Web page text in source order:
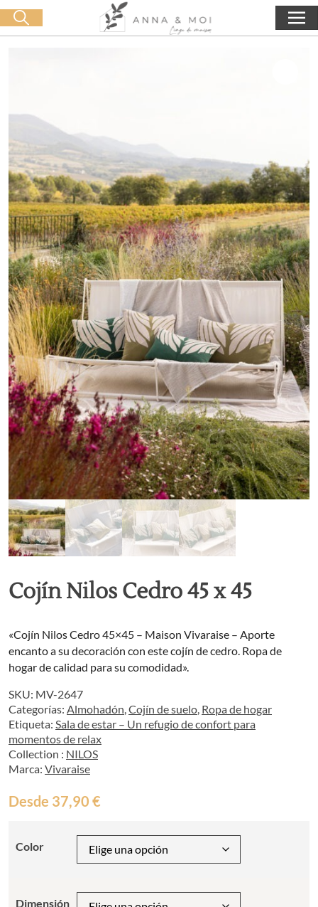
Oferta de entrega a partir de 60€ de compra 0,00€
Cojín Nilos Cedro 45 x 45
«Cojín Nilos Cedro 45×45 – Maison Vivaraise – Aporte
encanto a su decoración con este cojín de cedro. Ropa de
hogar de calidad para su comodidad».
SKU: MV-2647
Categorías: Almohadón,Cojín de suelo, Ropa de hogar
Etiqueta: Sala de estar – Un refugio de confort para
momentos de relax
Collection : NILOS
Marca: Vivaraise
Desde 37,90 €
Color
Dimensión